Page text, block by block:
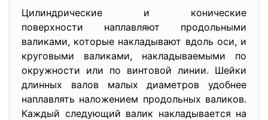
Цилиндрические и конические
поверхности наплавляют продольными
валиками, которые накладывают вдоль оси, и
круговыми валиками, накладываемыми по
окружности или по винтовой линии. Шейки
длинных валов малых диаметров удобнее
наплавлять наложением продольных валиков.
Каждый следующий валик накладывается на